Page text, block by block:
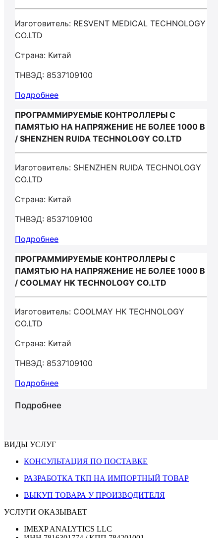
Изготовитель: RESVENT MEDICAL TECHNOLOGY
CO.LTD
Страна: Китай
ТНВЭД: 8537109100
Подробнее
ПРОГРАММИРУЕМЫЕ КОНТРОЛЛЕРЫ С
ПАМЯТЬЮ НА НАПРЯЖЕНИЕ НЕ БОЛЕЕ 1000 В
/ SHENZHEN RUIDA TECHNOLOGY CO.LTD
Изготовитель: SHENZHEN RUIDA TECHNOLOGY
CO.LTD
Страна: Китай
ТНВЭД: 8537109100
Подробнее
ПРОГРАММИРУЕМЫЕ КОНТРОЛЛЕРЫ С
ПАМЯТЬЮ НА НАПРЯЖЕНИЕ НЕ БОЛЕЕ 1000 В
/ COOLMAY HK TECHNOLOGY CO.LTD
Изготовитель: COOLMAY HK TECHNOLOGY
CO.LTD
Страна: Китай
ТНВЭД: 8537109100
Подробнее
Подробнее
ВИДЫ УСЛУГ
КОНСУЛЬТАЦИЯ ПО ПОСТАВКЕ
РАЗРАБОТКА ТКП НА ИМПОРТНЫЙ ТОВАР
ВЫКУП ТОВАРА У ПРОИЗВОДИТЕЛЯ
УСЛУГИ ОКАЗЫВАЕТ
IMEXP ANALYTICS LLC